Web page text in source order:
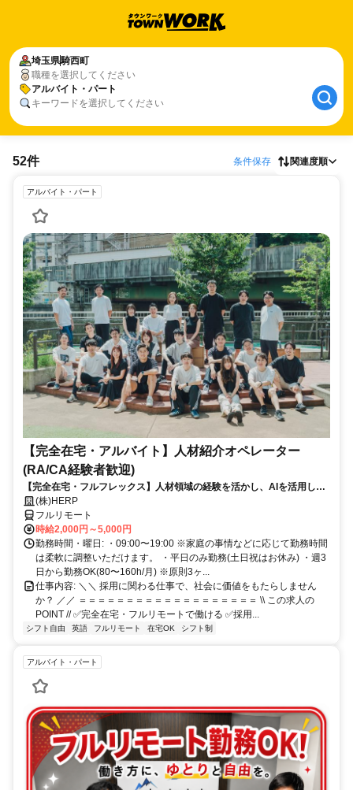
埼玉県騎西町
職種を選択してください
アルバイト・パート
キーワードを選択してください
52件 条件保存 関連度順
アルバイト・パート
【完全在宅・アルバイト】人材紹介オペレーター
(RA/CA経験者歓迎)
【完全在宅・フルフレックス】人材領域の経験を活かし、AIを活用した
最先端の採用システムに携われる！
(株)HERP
フルリモート
時給2,000円～5,000円
勤務時間・曜日: ・09:00〜19:00 ※家庭の事情などに応じて勤務時間
は柔軟に調整いただけます。 ・平日のみ勤務(土日祝はお休み) ・週3
日から勤務OK(80〜160h/月) ※原則3ヶ...
仕事内容: ＼＼ 採用に関わる仕事で、社会に価値をもたらしません
か？ ／／ ＝＝＝＝＝＝＝＝＝＝＝＝＝＝＝＝＝＝＝ \\ この求人の
POINT // ✅完全在宅・フルリモートで働ける ✅採用...
シフト自由 英語 フルリモート 在宅OK シフト制
アルバイト・パート